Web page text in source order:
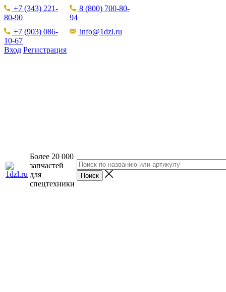
+7 (343) 221-
80-90
8 (800) 700-80-
94
+7 (903) 086-
10-67
info@1dzl.ru
Вход Регистрация
Более 20 000
запчастей
для
спецтехники